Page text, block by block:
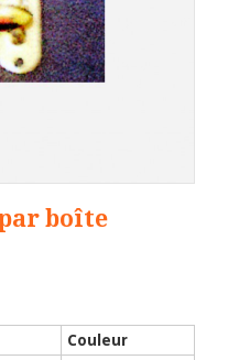
boîte
Couleur